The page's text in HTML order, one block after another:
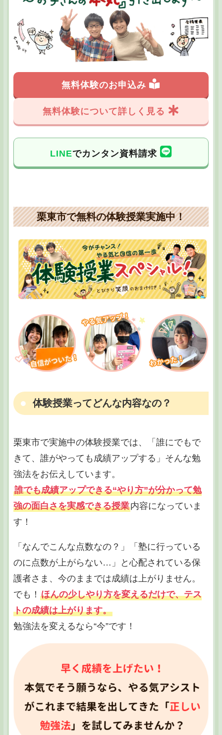
無料体験のお申込み
無料体験について詳しく見る
LINEでカンタン資料請求
栗東市で無料の体験授業実施中！
体験授業ってどんな内容なの？
栗東市で実施中の体験授業では、「誰にでもで
きて、誰がやっても成績アップする」そんな勉
強法をお伝えしています。
誰でも成績アップできる“やり方”が分かって勉
強の面白さを実感できる授業内容になっていま
す！
「なんでこんな点数なの？」「塾に行っている
のに点数が上がらない…」と心配されている保
護者さま、今のままでは成績は上がりません。
でも！ ほんの少しやり方を変えるだけで、テス
トの成績は上がります。
勉強法を変えるなら“今”です！